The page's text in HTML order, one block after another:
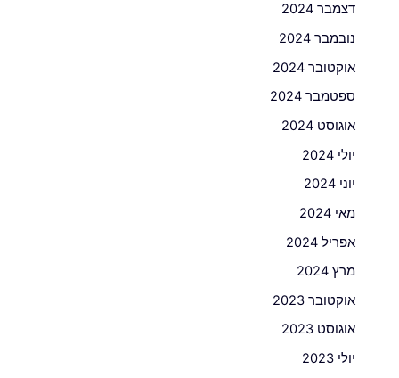
דצמבר 2024
נובמבר 2024
אוקטובר 2024
ספטמבר 2024
אוגוסט 2024
יולי 2024
יוני 2024
מאי 2024
אפריל 2024
מרץ 2024
אוקטובר 2023
אוגוסט 2023
יולי 2023